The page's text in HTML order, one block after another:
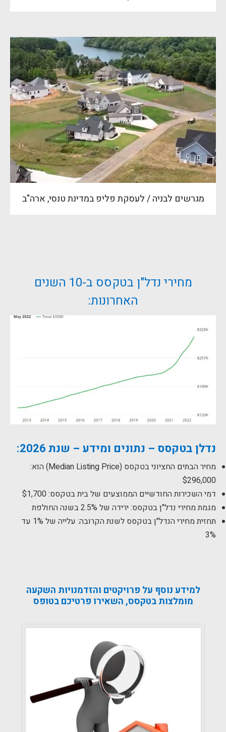
מגרשים לבניה / לעסקת פליפ במדינת טנסי, ארה"ב
מחירי נדל"ן בטקסס ב-10 השנים
האחרונות:
נדלן בטקסס – נתונים ומידע – שנת 2026:
מחיר הבתים החציוני בטקסס (Median Listing Price) הוא:
$296,000
דמי השכירות החודשיים הממוצעים של בית בטקסס: $1,700
מגמת מחירי נדל"ן בטקסס: ירידה של 2.5% בשנה החולפת
תחזית מחירי הנדל"ן בטקסס לשנת הקרובה: עלייה של 1% עד
3%
למידע נוסף על פרויקטים והזדמנויות השקעה
מומלצות בטקסס, השאירו פרטיכם בטופס